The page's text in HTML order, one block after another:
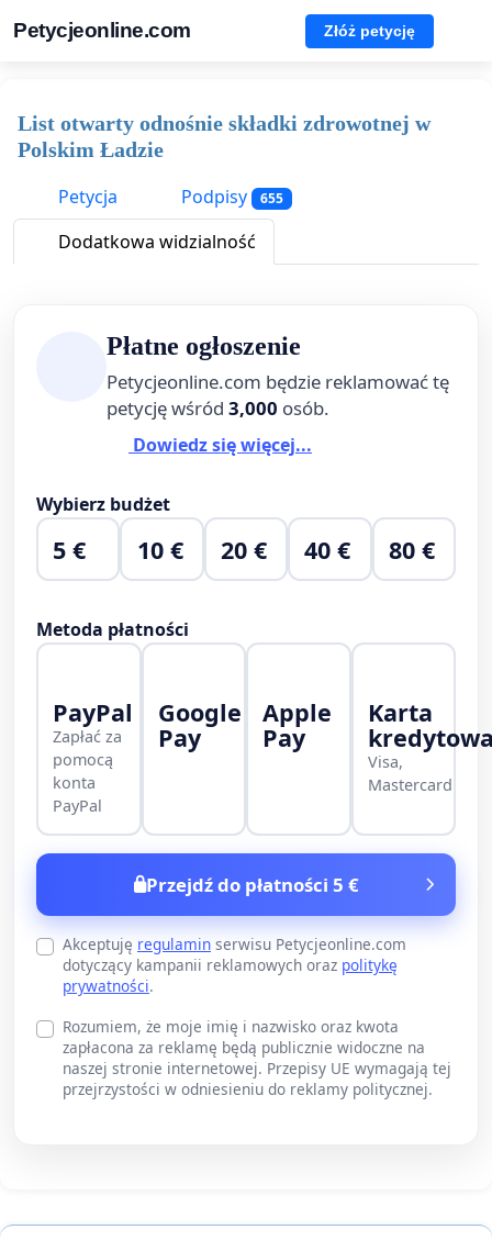
Petycjeonline.com Złóż petycję
List otwarty odnośnie składki zdrowotnej w
Polskim Ładzie
Petycja
Podpisy 655
Dodatkowa widzialność
Płatne ogłoszenie
Petycjeonline.com będzie reklamować tę
petycję wśród 3,000 osób.
Dowiedz się więcej...
Wybierz budżet
5 € 10 € 20 € 40 € 80 €
Metoda płatności
PayPal
Zapłać za
pomocą
konta
PayPal
Google
Pay
Apple
Pay
Karta
Visa,
Mastercard
Przejdź do płatności 5 €
Akceptuję regulamin serwisu Petycjeonline.com
dotyczący kampanii reklamowych oraz politykę
prywatności.
Rozumiem, że moje imię i nazwisko oraz kwota
zapłacona za reklamę będą publicznie widoczne na
naszej stronie internetowej. Przepisy UE wymagają tej
przejrzystości w odniesieniu do reklamy politycznej.